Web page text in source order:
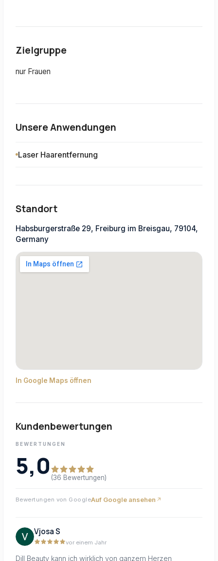
Zielgruppe
nur Frauen
Unsere Anwendungen
Laser Haarentfernung
Standort
Habsburgerstraße 29, Freiburg im Breisgau, 79104,
Germany
In Google Maps öffnen
Kundenbewertungen
BEWERTUNGEN
5,0 (36 Bewertungen)
Bewertungen von GoogleAuf Google ansehen
Vjosa S
vor einem Jahr
Dill Beauty kann ich wirklich von ganzem Herzen